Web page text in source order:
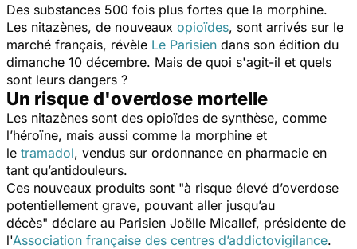
Des substances 500 fois plus fortes que la morphine.
Les nitazènes, de nouveaux opioïdes, sont arrivés sur le
marché français, révèle Le Parisien dans son édition du
dimanche 10 décembre. Mais de quoi s'agit-il et quels
sont leurs dangers ?
Un risque d'overdose mortelle
Les nitazènes sont des opioïdes de synthèse, comme
l’héroïne, mais aussi comme la morphine et
le tramadol, vendus sur ordonnance en pharmacie en
tant qu’antidouleurs.
Ces nouveaux produits sont "à risque élevé d’overdose
potentiellement grave, pouvant aller jusqu’au
décès" déclare au Parisien Joëlle Micallef, présidente de
l'Association française des centres d’addictovigilance.